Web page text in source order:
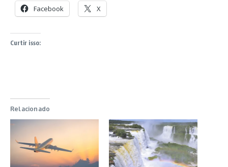
Facebook X
Curtir isso:
Relacionado